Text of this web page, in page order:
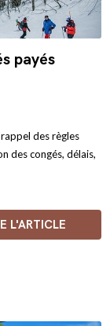
payés
des règles
des congés, délais,
L'ARTICLE